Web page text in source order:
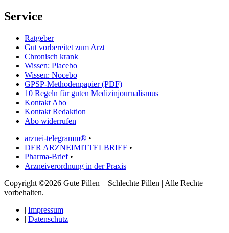
Service
Ratgeber
Gut vorbereitet zum Arzt
Chronisch krank
Wissen: Placebo
Wissen: Nocebo
GPSP-Methodenpapier (PDF)
10 Regeln für guten Medizinjournalismus
Kontakt Abo
Kontakt Redaktion
Abo widerrufen
arznei-telegramm® •
DER ARZNEIMITTELBRIEF •
Pharma-Brief•
Arzneiverordnung in der Praxis
Copyright ©2026 Gute Pillen – Schlechte Pillen | Alle Rechte
vorbehalten.
| Impressum
| Datenschutz